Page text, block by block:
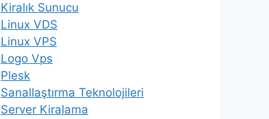
Kiralık Sunucu
Linux VDS
Linux VPS
Logo Vps
Plesk
Sanallaştırma Teknolojileri
Server Kiralama